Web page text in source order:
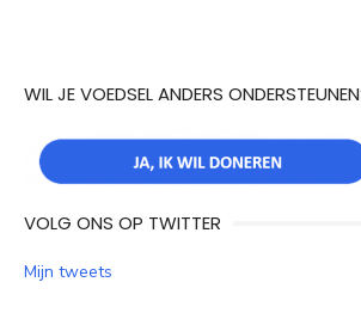
WIL JE VOEDSEL ANDERS
VOLG ONS OP TWITTER
Mijn tweets